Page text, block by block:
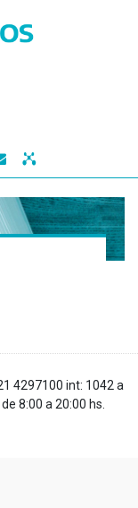

4297100 int: 1042 a
8:00 a 20:00 hs.